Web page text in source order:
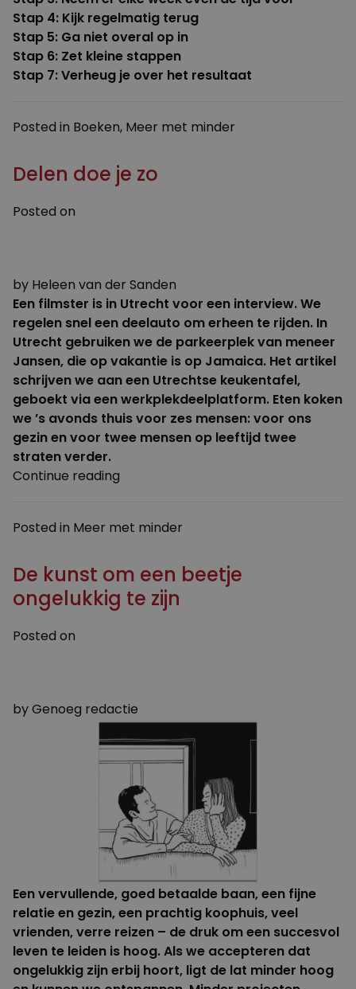
Stap 4: Kijk regelmatig terug
Stap 5: Ga niet overal op in
Stap 6: Zet kleine stappen
Stap 7: Verheug je over het resultaat
Posted in Boeken, Meer met minder
Delen doe je zo
Posted on
by Heleen van der Sanden
Een filmster is in Utrecht voor een interview. We
regelen snel een deelauto om erheen te rijden. In
Utrecht gebruiken we de parkeerplek van meneer
Jansen, die op vakantie is op Jamaica. Het artikel
schrijven we aan een Utrechtse keukentafel,
geboekt via een werkplekdeelplatform. Eten koken
we ’s avonds thuis voor zes mensen: voor ons
gezin en voor twee mensen op leeftijd twee
straten verder.
Continue reading
zo”
Posted in Meer met minder
De kunst om een beetje
ongelukkig te zijn
Posted on
byGenoeg redactie
Een vervullende, goed betaalde baan, een fijne
relatie en gezin, een prachtig koophuis, veel
vrienden, verre reizen – de druk om een succesvol
leven te leiden is hoog. Als we accepteren dat
ongelukkig zijn erbij hoort, ligt de lat minder hoog